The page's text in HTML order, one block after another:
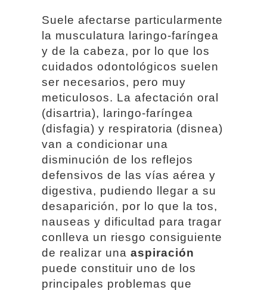
Suele afectarse particularmente
la musculatura laringo-faríngea
y de la cabeza, por lo que los
cuidados odontológicos suelen
ser necesarios, pero muy
meticulosos. La afectación oral
(disartria), laringo-faríngea
(disfagia) y respiratoria (disnea)
van a condicionar una
disminución de los reflejos
defensivos de las vías aérea y
digestiva, pudiendo llegar a su
desaparición, por lo que la tos,
nauseas y dificultad para tragar
conlleva un riesgo consiguiente
de realizar una aspiración
puede constituir uno de los
principales problemas que